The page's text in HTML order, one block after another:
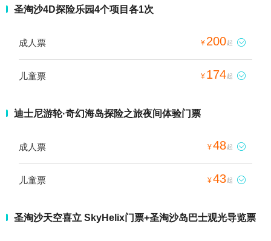
圣淘沙4D探险乐园4个项目各1次
成人票 ¥ 200起 
儿童票 ¥ 174起 
迪士尼游轮·奇幻海岛探险之旅夜间体验门票
成人票 ¥48起 
儿童票 ¥43起 
圣淘沙天空喜立 SkyHelix门票+圣淘沙岛巴士观光导览票